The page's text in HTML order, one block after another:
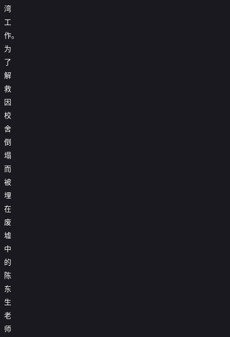
湾
工
作。
为
了
解
救
因
校
舍
倒
塌
而
被
埋
在
废
墟
中
的
陈
东
生
老
师